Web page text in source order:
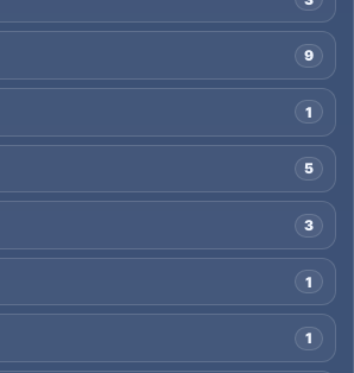
9
1
5
3
1
1